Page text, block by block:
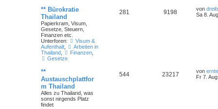
** Bürokratie
Thailand
Papierkram, Visum,
Gesetze, Steuern,
Finanzen etc.
Unterforen:
Visum &
Aufenthalt
Arbeiten in
Thailand
Finanzen,
Gesetze
281 9198 von
Sa 8.
**
Austauschplattfor
m Thailand
Alles zu Thailand, was
sonst nirgends Platz
findet
544 23217 von ernte
Fr 7.